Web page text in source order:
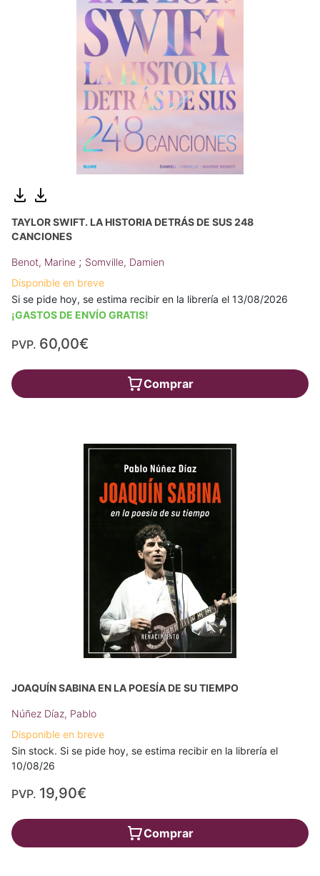
TAYLOR SWIFT. LA HISTORIA DETRÁS DE SUS 248
CANCIONES
Benot, Marine ; Somville, Damien
Disponible en breve
Si se pide hoy, se estima recibir en la librería el 13/08/2026
¡GASTOS DE ENVÍO GRATIS!
PVP. 60,00€
Comprar
JOAQUÍN SABINA EN LA POESÍA DE SU TIEMPO
Núñez Díaz, Pablo
Disponible en breve
Sin stock. Si se pide hoy, se estima recibir en la librería el
10/08/26
PVP. 19,90€
Comprar